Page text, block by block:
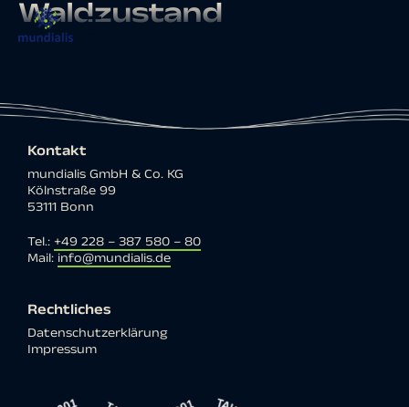
Waldzustand
Kontakt
mundialis GmbH & Co. KG
Kölnstraße 99
53111 Bonn
Tel.: +49 228 – 387 580 – 80
Mail: info@mundialis.de
Rechtliches
Datenschutzerklärung
Impressum